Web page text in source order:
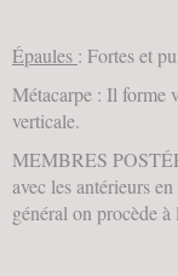
Épaules : Fortes et
Métacarpe : Il forme
verticale.
MEMBRES
avec les antérieurs
général on procède à